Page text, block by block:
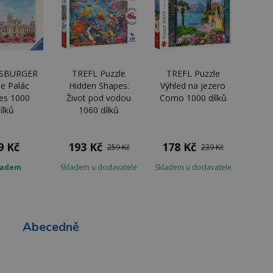
Palác
1000
Kč
TREFL Puzzle
Hidden Shapes:
Život pod vodou
1060 dílků
193 Kč 259 Kč
Skladem u dodavatele
TREFL Puzzle
Výhled na jezero
Como 1000 dílků
178 Kč 239 Kč
Skladem u dodavatele
Abecedně